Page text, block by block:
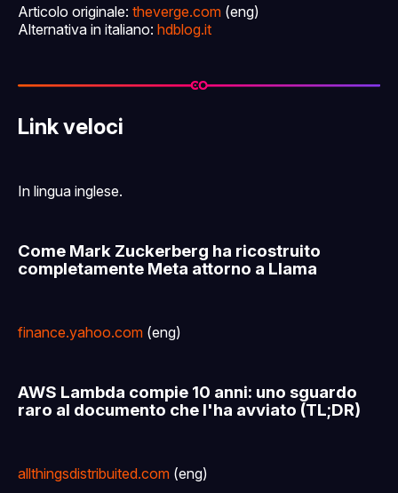
Articolo originale: theverge.com (eng)
Alternativa in italiano: hdblog.it
Link veloci
In lingua inglese.
Come Mark Zuckerberg ha ricostruito
completamente Meta attorno a Llama
finance.yahoo.com (eng)
AWS Lambda compie 10 anni: uno sguardo
raro al documento che l'ha avviato (TL;DR)
allthingsdistribuited.com (eng)